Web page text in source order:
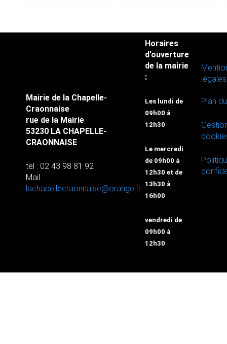
Mairie de la Chapelle-
Craonnaise
rue de la Mairie
53230 LA CHAPELLE-
CRAONNAISE
tel : 02 43 98 81 92
Mail :
lachapellecraonnaise@orange.fr
Horaires
d'ouverture
de la mairie
:
Les lundi de
09h00 à
12h30
Le mercredi
de 09h00 à
12h30 et de
13h30 à
16h00
vendredi de
09h00 à
12h30
légales
Plan